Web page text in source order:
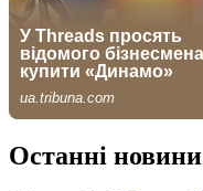
Останні новини